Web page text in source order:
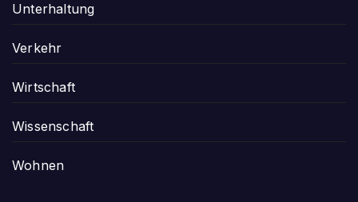
Unterhaltung
Verkehr
Wirtschaft
Wissenschaft
Wohnen